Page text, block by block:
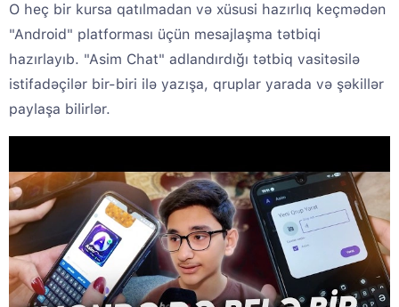
O heç bir kursa qatılmadan və xüsusi hazırlıq keçmədən
"Android" platforması üçün mesajlaşma tətbiqi
hazırlayıb. "Asim Chat" adlandırdığı tətbiq vasitəsilə
istifadəçilər bir-biri ilə yazışa, qruplar yarada və şəkillər
paylaşa bilirlər.